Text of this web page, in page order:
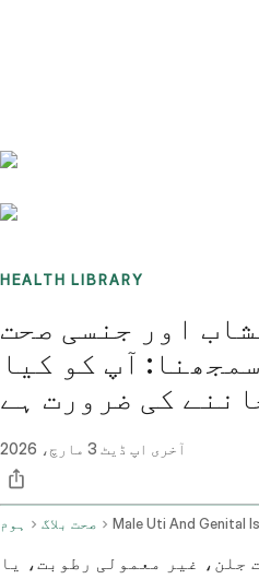
HEALTH LIBRARY
اور جنسی صحت
آپ کو کیا
کی ضرورت ہے
آخری اپ ڈیٹ 3 مارچ، 2026
ہوم صحت بلاگ
جلن، غیر معمولی رطوبت، یا